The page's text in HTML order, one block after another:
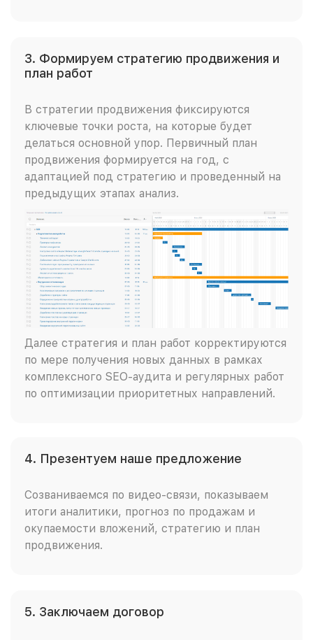
3. Формируем стратегию продвижения и
план работ
В стратегии продвижения фиксируются
ключевые точки роста, на которые будет
делаться основной упор. Первичный план
продвижения формируется на год, с
адаптацией под стратегию и проведенный на
предыдущих этапах анализ.
Далее стратегия и план работ корректируются
по мере получения новых данных в рамках
комплексного SEO-аудита и регулярных работ
по оптимизации приоритетных направлений.
4. Презентуем наше предложение
Созваниваемся по видео-связи, показываем
итоги аналитики, прогноз по продажам и
окупаемости вложений, стратегию и план
продвижения.
5. Заключаем договор